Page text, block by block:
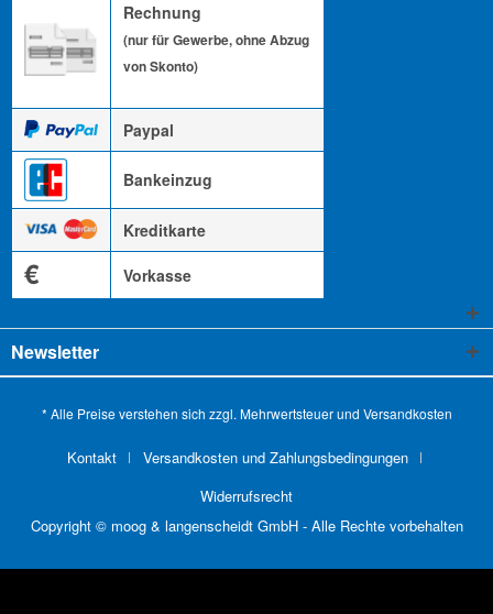
Rechnung
(nur für Gewerbe, ohne Abzug
von Skonto)
Paypal
Bankeinzug
Kreditkarte
€ Vorkasse
Newsletter
* Alle Preise verstehen sich zzgl. Mehrwertsteuer und Versandkosten
Kontakt
Versandkosten und Zahlungsbedingungen
Widerrufsrecht
Copyright © moog & langenscheidt GmbH - Alle Rechte vorbehalten